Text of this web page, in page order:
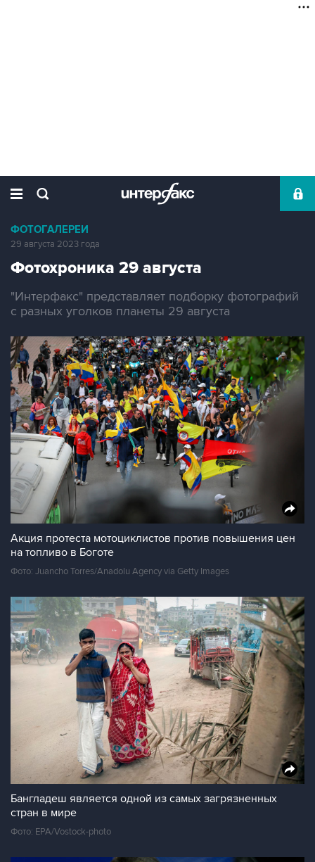
ФОТОГАЛЕРЕИ
29 августа 2023 года
Фотохроника 29 августа
"Интерфакс" представляет подборку фотографий
с разных уголков планеты 29 августа
Акция протеста мотоциклистов против повышения цен
на топливо в Боготе
Фото: Juancho Torres/Anadolu Agency via Getty Images
Бангладеш является одной из самых загрязненных
стран в мире
Фото: EPA/Vostock-photo